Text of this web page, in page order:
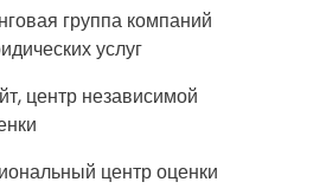
группа компаний
услуг
центр независимой
центр оценки